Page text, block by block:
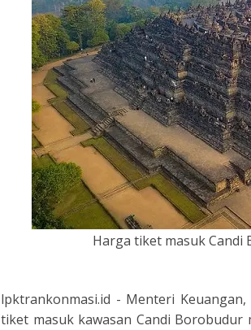
Harga tiket masuk Candi
lpktrankonmasi.id - Menteri
tiket masuk kawasan Candi